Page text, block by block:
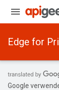
Edge for
Google